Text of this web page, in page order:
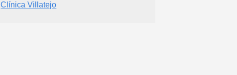
Clínica Villatejo